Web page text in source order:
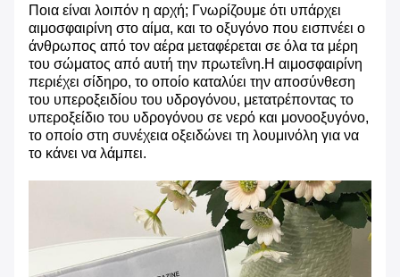
Ποια είναι λοιπόν η αρχή; Γνωρίζουμε ότι υπάρχει
αιμοσφαιρίνη στο αίμα, και το οξυγόνο που εισπνέει ο
άνθρωπος από τον αέρα μεταφέρεται σε όλα τα μέρη
του σώματος από αυτή την πρωτεΐνη.Η αιμοσφαιρίνη
περιέχει σίδηρο, το οποίο καταλύει την αποσύνθεση
του υπεροξειδίου του υδρογόνου, μετατρέποντας το
υπεροξείδιο του υδρογόνου σε νερό και μονοοξυγόνο,
το οποίο στη συνέχεια οξειδώνει τη λουμινόλη για να
το κάνει να λάμπει.